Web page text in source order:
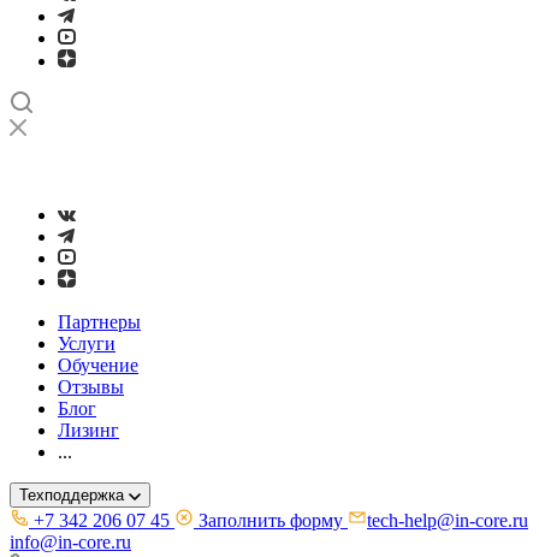
Партнеры
Услуги
Обучение
Отзывы
Блог
Лизинг
...
Техподдержка
+7 342 206 07 45 Заполнить форму
tech-help@in-core.ru
info@in-core.ru